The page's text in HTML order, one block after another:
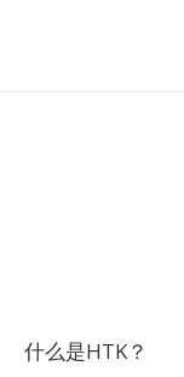
什么是HTK？